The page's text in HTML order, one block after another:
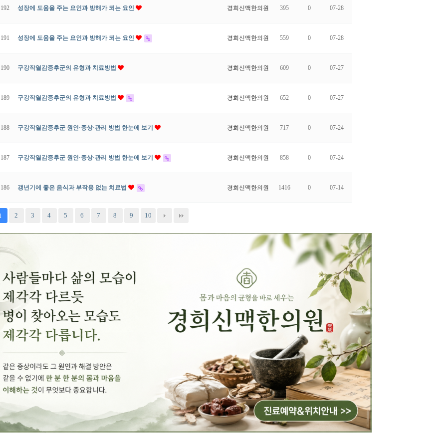
192 성장에 도움을 주는 요인과 방해가 되는 요인 경희신맥한의원 395 0 07-28
191 성장에 도움을 주는 요인과 방해가 되는 요인 경희신맥한의원 559 0 07-28
190 구강작열감증후군의 유형과 치료방법 경희신맥한의원 609 0 07-27
189 구강작열감증후군의 유형과 치료방법 경희신맥한의원 652 0 07-27
188 구강작열감증후군 원인·증상·관리 방법 한눈에 보기 경희신맥한의원 717 0 07-24
187 구강작열감증후군 원인·증상·관리 방법 한눈에 보기 경희신맥한의원 858 0 07-24
186 갱년기에 좋은 음식과 부작용 없는 치료법 경희신맥한의원 1416 0 07-14
2 3 4 5 6 7 8 9 10